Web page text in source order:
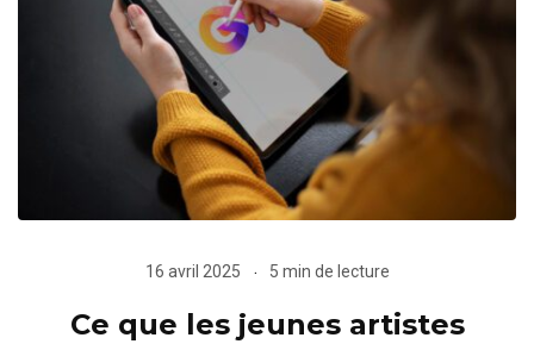
16 avril 2025 5 min de lecture
Ce que les jeunes artistes